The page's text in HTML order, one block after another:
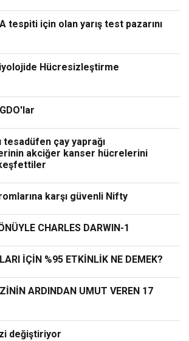
tespiti için olan yarış test pazarını
Hücresizleştirme
tesadüfen çay yaprağı
akciğer kanser hücrelerini
karşı güvenli Nifty
CHARLES DARWIN-1
İÇİN %95 ETKİNLİK NE DEMEK?
ARDINDAN UMUT VEREN 17
değiştiriyor